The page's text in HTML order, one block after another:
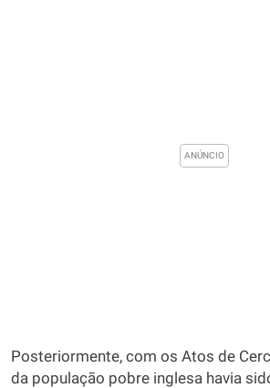
Posteriormente, com os Atos de
da população pobre inglesa havia